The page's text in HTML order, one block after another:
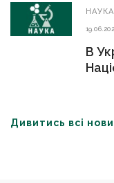
НАУКА
В
Дивитись всі